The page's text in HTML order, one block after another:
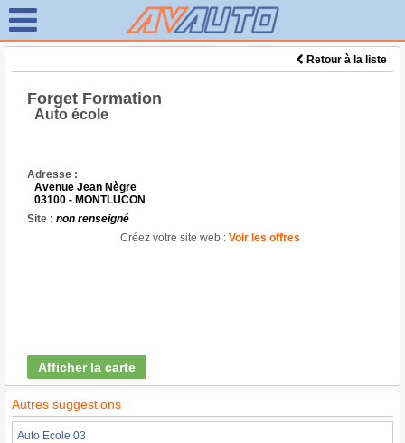
Retour à la liste
Forget Formation
Auto école
Adresse :
Avenue Jean Nègre
03100 - MONTLUCON
Site : non renseigné
Créez votre site web : Voir les offres
Afficher la carte
Autres suggestions
Auto Ecole 03